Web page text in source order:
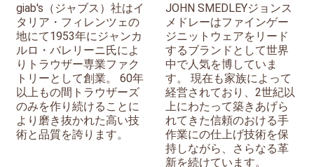
giab's（ジャブス）社はイ
タリア・フィレンツェの
地にて1953年にジャンカ
ルロ・バレリーニ氏によ
りトラウザー専業ファク
トリーとして創業。 60年
以上もの間トラウザーズ
のみを作り続けることに
より磨き抜かれた高い技
術と品質を誇ります。
JOHN SMEDLEYジョンス
メドレーはファインゲー
ジニットウェアをリード
するブランドとして世界
中で人気を博していま
す。 現在も家族によって
経営されており、2世紀以
上にわたって築きあげら
れてきた信頼のおける手
作業にの仕上げ技術を保
持しながら、さらなる革
新を続けています。